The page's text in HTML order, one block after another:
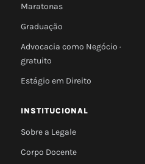
Maratonas
Graduação
Advocacia como Negócio ·
gratuito
Estágio em Direito
INSTITUCIONAL
Sobre a Legale
Corpo Docente